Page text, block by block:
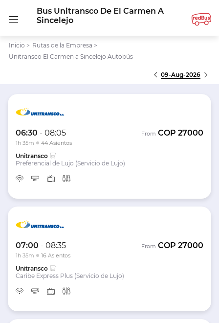
Bus Unitransco De El Carmen A
Sincelejo
Inicio > Rutas de la Empresa >
Unitransco El Carmen a Sincelejo Autobús
09-Aug-2026
06:30 - 08:05
1h 35m 44 Asientos
From COP 27000
Unitransco
Preferencial de Lujo (Servicio de Lujo)
07:00 - 08:35
1h 35m 16 Asientos
From COP 27000
Unitransco
Caribe Express Plus (Servicio de Lujo)